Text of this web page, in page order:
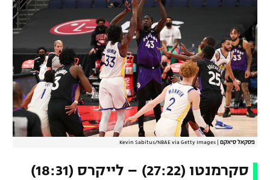
המגזין
פסקאל סיאקם Kevin Sabitus/NBAE via Getty Images
סקרמנטו (27:22) – לייקרס (18:31)